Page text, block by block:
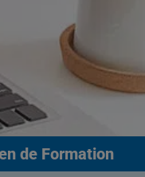
de Formation